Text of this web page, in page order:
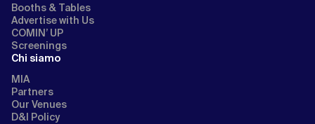
Booths & Tables
Advertise with Us
COMIN’ UP
Screenings
Chi siamo
MIA
Partners
Our Venues
D&I Policy